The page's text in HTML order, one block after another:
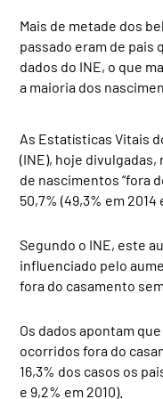
Mais de metade dos
passado eram de pais
dados do INE, o que
a maioria dos
As Estatísticas Vitais
(INE), hoje
de nascimentos “fora
50,7% (49,3% em 2014
Segundo o INE, este
influenciado pelo
fora do casamento
Os dados apontam
ocorridos fora do
16,3% dos casos os
e 9,2% em 2010).